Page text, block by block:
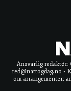
Ansvarlig redaktør:
red@nattogdag.no •
om arrangementer: